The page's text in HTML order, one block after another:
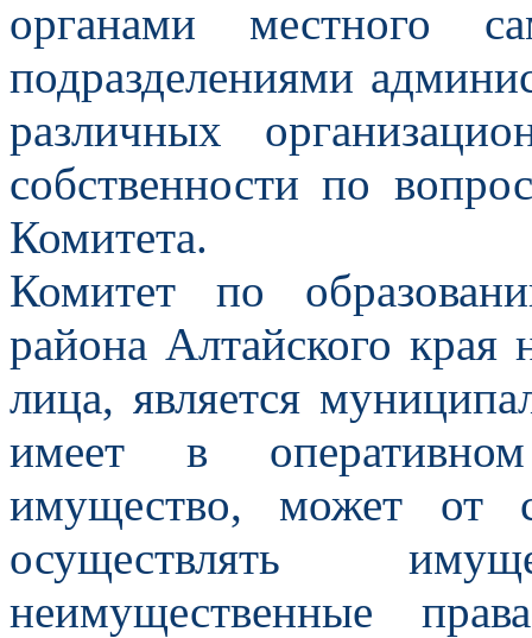
органами местного
подразделениями
различных
собственности по
Комитета.
Комитет по
района Алтайского края
лица, является
имеет в
имущество, может от
осуществлять
неимущественные